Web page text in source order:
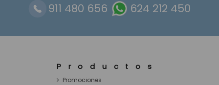
911 480 656 624 212 450
Productos
Promociones